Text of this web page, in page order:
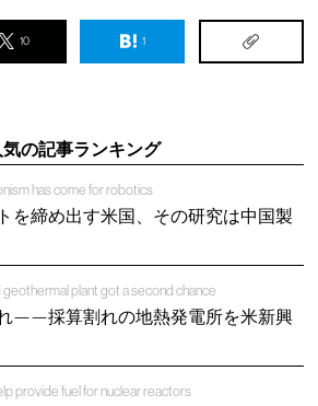
10 1
気の記事ランキング
has come for robotics
を締め出す米国、その研究は中国製
plant got a second chance
——採算割れの地熱発電所を米新興
provide fuel for nuclear reactors